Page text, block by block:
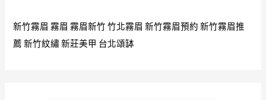
新竹霧眉 霧眉 霧眉新竹 竹北霧眉 新竹霧眉預約 新竹霧眉推
薦 新竹紋繡 新莊美甲 台北頌缽